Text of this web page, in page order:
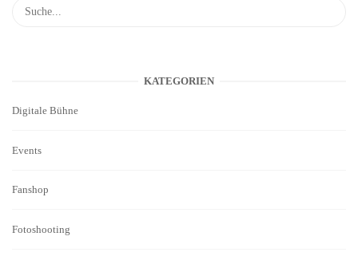
KATEGORIEN
Digitale Bühne
Events
Fanshop
Fotoshooting